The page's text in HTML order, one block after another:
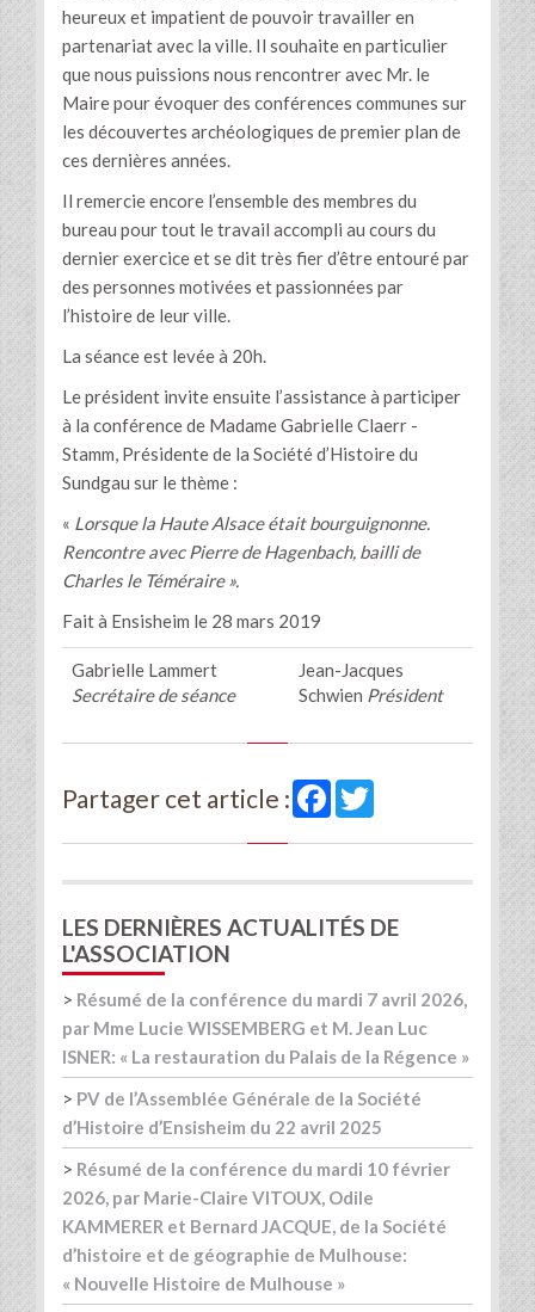
heureux et impatient de pouvoir travailler en
partenariat avec la ville. Il souhaite en particulier
que nous puissions nous rencontrer avec Mr. le
Maire pour évoquer des conférences communes sur
les découvertes archéologiques de premier plan de
ces dernières années.
Il remercie encore l’ensemble des membres du
bureau pour tout le travail accompli au cours du
dernier exercice et se dit très fier d’être entouré par
des personnes motivées et passionnées par
l’histoire de leur ville.
La séance est levée à 20h.
Le président invite ensuite l’assistance à participer
à la conférence de Madame Gabrielle Claerr -
Stamm, Présidente de la Société d’Histoire du
Sundgau sur le thème :
« Lorsque la Haute Alsace était bourguignonne.
Rencontre avec Pierre de Hagenbach, bailli de
Charles le Téméraire ».
Fait à Ensisheim le 28 mars 2019
Gabrielle Lammert
Secrétaire de séance
Jean-Jacques
Schwien Président
Partager cet article : Facebook
LES DERNIÈRES ACTUALITÉS DE
L'ASSOCIATION
> Résumé de la conférence du mardi 7 avril 2026,
par Mme Lucie WISSEMBERG et M. Jean Luc
ISNER: « La restauration du Palais de la Régence »
> PV de l’Assemblée Générale de la Société
d’Histoire d’Ensisheim du 22 avril 2025
> Résumé de la conférence du mardi 10 février
2026, par Marie-Claire VITOUX, Odile
KAMMERER et Bernard JACQUE, de la Société
d’histoire et de géographie de Mulhouse:
« Nouvelle Histoire de Mulhouse »